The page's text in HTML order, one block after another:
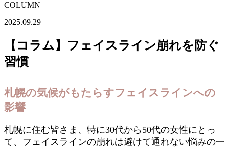
COLUMN
2025.09.29
【コラム】フェイスライン崩れを防ぐ
習慣
札幌の気候がもたらすフェイスラインへの
影響
札幌に住む皆さま、特に30代から50代の女性にとっ
て、フェイスラインの崩れは避けて通れない悩みの一